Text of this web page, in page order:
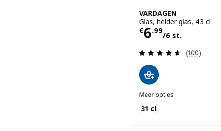
VARDAGEN
Glas, helder glas, 43 cl
€6.99
/6 st.
Prijs € 6.99/
(100)
Meer opties
VARDAGEN
31 cl